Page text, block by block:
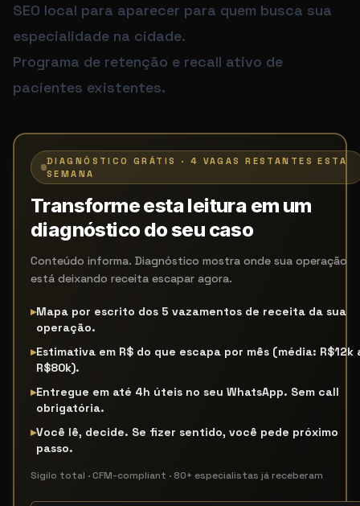
SEO local para aparecer para quem busca sua
especialidade na cidade.
Programa de retenção e recall ativo de
pacientes existentes.
DIAGNÓSTICO GRÁTIS · 4 VAGAS RESTANTES ESTA
SEMANA
Transforme esta leitura em um
diagnóstico do seu caso
Conteúdo informa. Diagnóstico mostra onde sua operação
está deixando receita escapar agora.
▸Mapa por escrito dos 5 vazamentos de receita da sua
operação.
▸Estimativa em R$ do que escapa por mês (média: R$12k
R$80k).
▸Entregue em até 4h úteis no seu WhatsApp. Sem call
obrigatória.
▸Você lê, decide. Se fizer sentido, você pede próximo
passo.
Sigilo total · CFM-compliant · 80+ especialistas já receberam